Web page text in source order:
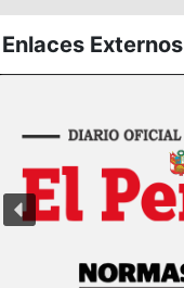
Enlaces Externos